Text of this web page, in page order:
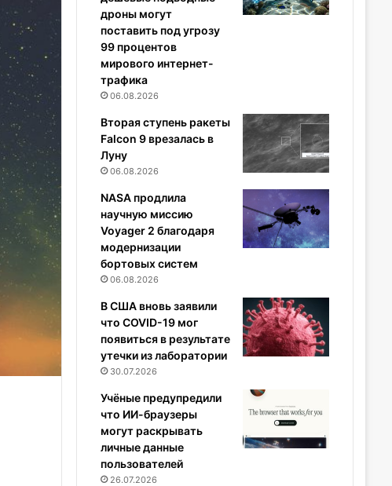
дроны могут
поставить под угрозу
99 процентов
мирового интернет-
трафика
06.08.2026
Вторая ступень ракеты
Falcon 9 врезалась в
Луну
06.08.2026
NASA продлила
научную миссию
Voyager 2 благодаря
модернизации
бортовых систем
06.08.2026
В США вновь заявили
что COVID-19 мог
появиться в результате
утечки из лаборатории
30.07.2026
Учёные предупредили
что ИИ-браузеры
могут раскрывать
личные данные
пользователей
26.07.2026